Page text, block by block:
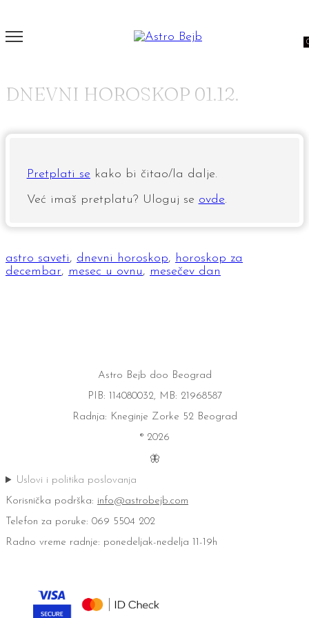
DNEVNI HOROSKOP 01.12.
Pretplati se kako bi čitao/la dalje.
Već imaš pretplatu? Uloguj se ovde.
astro saveti, dnevni horoskop, horoskop za
decembar, mesec u ovnu, mesečev dan
Astro Bejb doo Beograd
PIB: 114080032, MB: 21968587
Radnja: Kneginje Zorke 52 Beograd
® 2026
🦋
Uslovi i politika poslovanja
Korisnička podrška: info@astrobejb.com
Telefon za poruke: 069 5504 202
Radno vreme radnje: ponedeljak-nedelja 11-19h